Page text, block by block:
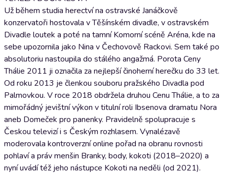
Už během studia herectví na ostravské Janáčkově
konzervatoři hostovala v Těšínském divadle, v ostravském
Divadle loutek a poté na tamní Komorní scéně Aréna, kde na
sebe upozornila jako Nina v Čechovově Rackovi. Sem také po
absolutoriu nastoupila do stálého angažmá. Porota Ceny
Thálie 2011 ji označila za nejlepší činoherní herečku do 33 let.
Od roku 2013 je členkou souboru pražského Divadla pod
Palmovkou. V roce 2018 obdržela druhou Cenu Thálie, a to za
mimořádný jevištní výkon v titulní roli Ibsenova dramatu Nora
aneb Domeček pro panenky. Pravidelně spolupracuje s
Českou televizí i s Českým rozhlasem. Vynalézavě
moderovala kontroverzní online pořad na obranu rovnosti
pohlaví a práv menšin Branky, body, kokoti (2018–2020) a
nyní uvádí též jeho nástupce Kokoti na neděli (od 2021).